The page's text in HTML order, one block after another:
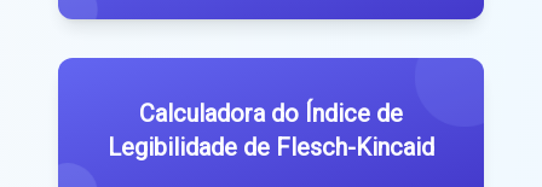
Calculadora do Índice de
Legibilidade de Flesch-Kincaid